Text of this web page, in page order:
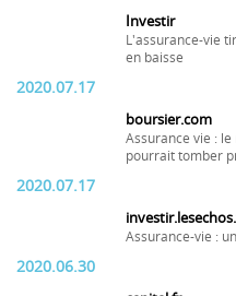
Investir
L'assurance-vie
en baisse
2020.07.17
boursier.com
Assurance vie :
pourrait tomber
2020.07.17
Assurance-vie :
2020.06.30